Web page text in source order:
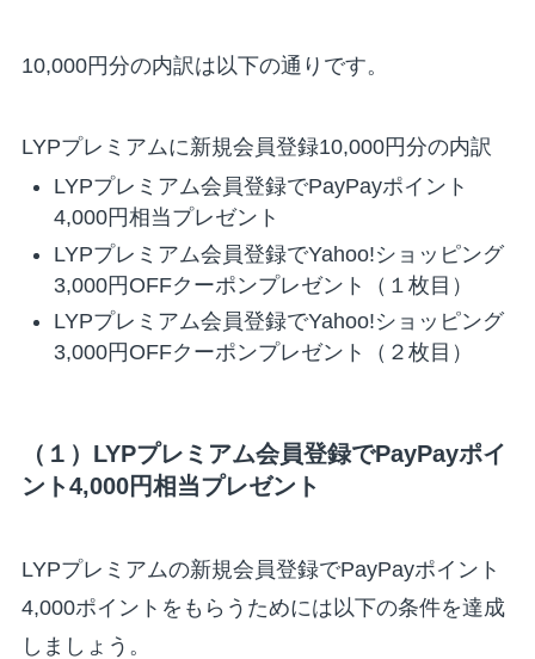
10,000円分の内訳は以下の通りです。
LYPプレミアムに新規会員登録10,000円分の内訳
LYPプレミアム会員登録でPayPayポイント
4,000円相当プレゼント
LYPプレミアム会員登録でYahoo!ショッピング
3,000円OFFクーポンプレゼント（１枚目）
LYPプレミアム会員登録でYahoo!ショッピング
3,000円OFFクーポンプレゼント（２枚目）
（１）LYPプレミアム会員登録でPayPayポイ
ント4,000円相当プレゼント
LYPプレミアムの新規会員登録でPayPayポイント
4,000ポイントをもらうためには以下の条件を達成
しましょう。